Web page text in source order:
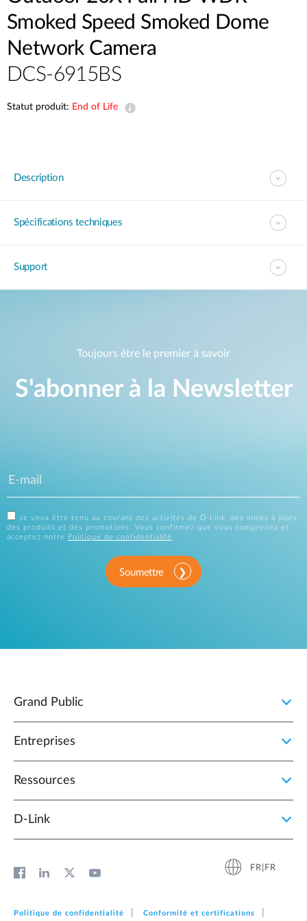
Smoked Speed Smoked Dome
Network Camera
DCS-6915BS
Statut produit: End of Life
Description
Spécifications techniques
Support
Toujours être le premier à savoir
S'abonner à la Newsletter
Je veux être tenu au courant des activités de D-Link, des mises à jours
des produits et des promotions. Vous confirmez que vous comprenez et
acceptez notre
Politique de confidentialité.
Soumettre
Grand Public
Entreprises
Ressources
D‑Link
FR|FR
Politique de confidentialité Conformité et certifications